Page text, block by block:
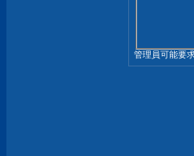
管理員可能要